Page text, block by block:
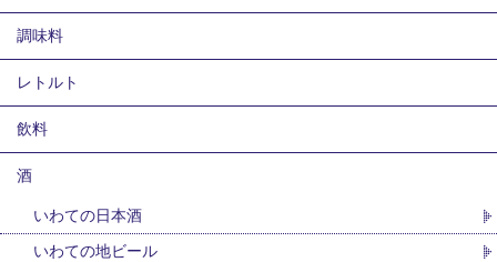
調味料
レトルト
飲料
酒
いわての日本酒
いわての地ビール